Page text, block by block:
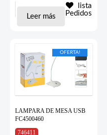
Leer más
lista
Pedidos
OFERTA!
LAMPARA DE MESA USB
FC4500460
746411